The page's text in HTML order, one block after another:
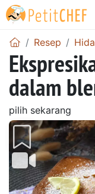
Resep
dalam
pilih sekarang